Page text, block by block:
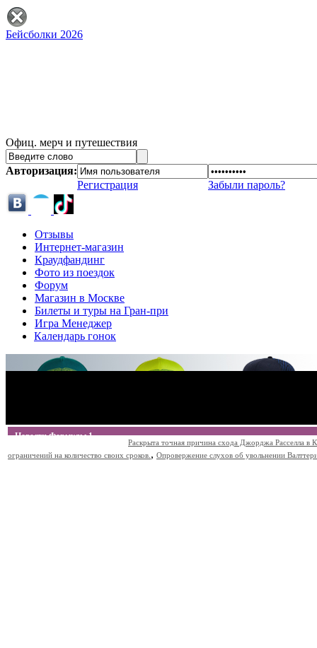
Бейсболки 2026
Офиц. мерч и путешествия
Авторизация:
Регистрация
Забыли пароль?
Отзывы
Интернет-магазин
Краудфандинг
Фото из поездок
Форум
Магазин в Москве
Билеты и туры на Гран-при
Игра Менеджер
Календарь гонок
Новости Формулы 1
Раскрыта точная причина схода Джорджа Расселла в
ограничений на количество своих сроков. , Опровержение слухов об увольнении